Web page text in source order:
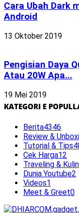
Cara Ubah Dark
Android
13 Oktober 2019
Pengisian Daya
Atau 20W Apa...
19 Mei 2019
KATEGORI E
Berita4346
Review &
Tutorial & Tips
Cek Harga12
Traveling &
Dunia Youtube2
Videos1
Meet & Greet0